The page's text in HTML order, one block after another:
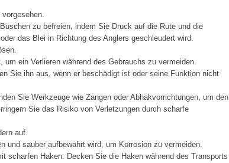
zu befreien, indem Sie Druck auf die Rute und die
das Blei in Richtung des Anglers geschleudert wird.
ein Verlieren während des Gebrauchs zu vermeiden.
Sie ihn aus, wenn er beschädigt ist oder seine Funktion nicht
Sie Werkzeuge wie Zangen oder Abhakvorrichtungen, um den
Sie das Risiko von Verletzungen durch scharfe
auf.
sauber aufbewahrt wird, um Korrosion zu vermeiden.
scharfen Haken. Decken Sie die Haken während des Transports